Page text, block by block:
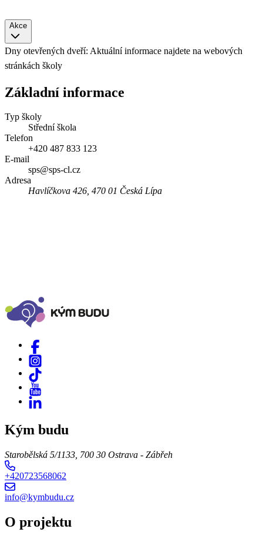
Akce
Dny otevřených dveří: Aktuální informace najdete na webových
stránkách školy
Základní informace
Typ školy
Střední škola
Telefon
+420 487 833 123
E-mail
sps@sps-cl.cz
Adresa
Havlíčkova 426, 470 01 Česká Lípa
Kým budu
Starobělská 5/1133, 700 30 Ostrava - Zábřeh
+420723568062
info@kymbudu.cz
O projektu